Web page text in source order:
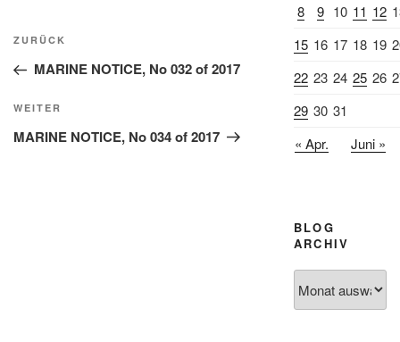
Beitragsnavigation
Vorheriger
Beitrag
ZURÜCK
MARINE NOTICE, No 032 of 2017
Nächster
Beitrag
WEITER
MARINE NOTICE, No 034 of 2017
8
9 10 11 12
15 16 17 18 19
22 23 24 25 26
29 30 31
« Apr.
Juni »
BLOG
ARCHIV
Archiv